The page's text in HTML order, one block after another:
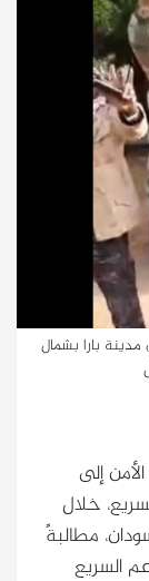
بارا بشمال
إلى
خلال
مطالبةً
السريع